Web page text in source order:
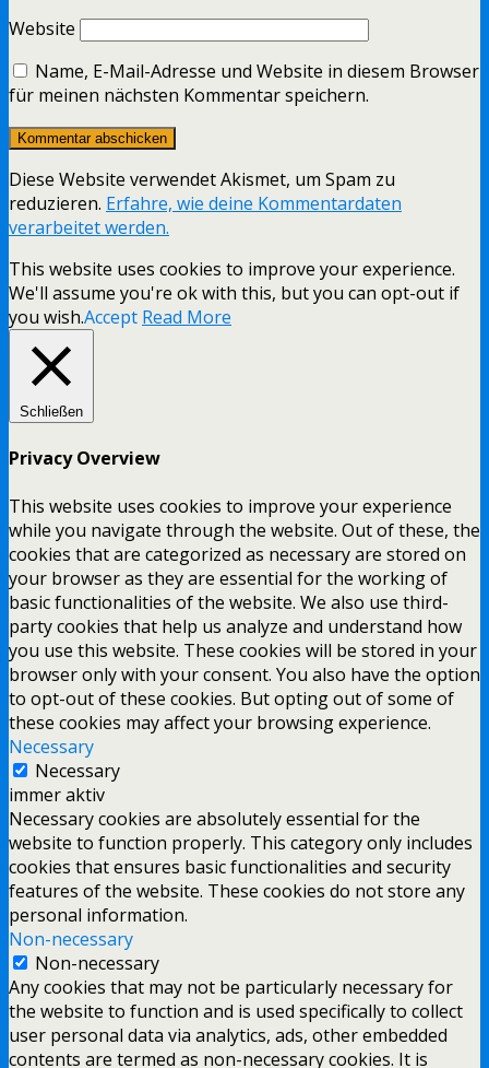
Website
Name, E-Mail-Adresse und Website in diesem Browser
für meinen nächsten Kommentar speichern.
Diese Website verwendet Akismet, um Spam zu
reduzieren. Erfahre, wie deine Kommentardaten
verarbeitet werden.
This website uses cookies to improve your experience.
We'll assume you're ok with this, but you can opt-out if
you wish.Accept Read More
Schließen
Privacy Overview
This website uses cookies to improve your experience
while you navigate through the website. Out of these, the
cookies that are categorized as necessary are stored on
your browser as they are essential for the working of
basic functionalities of the website. We also use third-
party cookies that help us analyze and understand how
you use this website. These cookies will be stored in your
browser only with your consent. You also have the option
to opt-out of these cookies. But opting out of some of
these cookies may affect your browsing experience.
Necessary
Necessary
immer aktiv
Necessary cookies are absolutely essential for the
website to function properly. This category only includes
cookies that ensures basic functionalities and security
features of the website. These cookies do not store any
personal information.
Non-necessary
Non-necessary
Any cookies that may not be particularly necessary for
the website to function and is used specifically to collect
user personal data via analytics, ads, other embedded
contents are termed as non-necessary cookies. It is